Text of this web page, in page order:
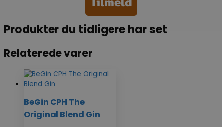
Produkter du tidligere har set
Relaterede varer
BeGin CPH The
Original Blend Gin